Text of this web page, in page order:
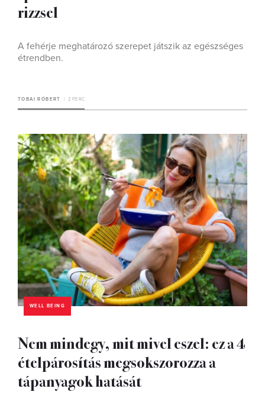
rizzsel
A fehérje meghatározó szerepet játszik az egészséges
étrendben.
TOBAI RÓBERT 2 PERC
WELL BEING
Nem mindegy, mit mivel eszel: ez a 4
ételpárosítás megsokszorozza a
tápanyagok hatását